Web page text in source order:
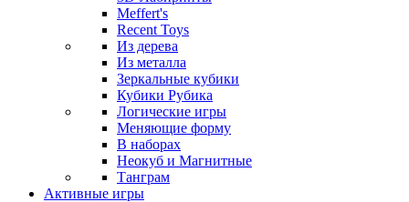
Meffert's
Recent Toys
Из дерева
Из металла
Зеркальные кубики
Кубики Рубика
Логические игры
Меняющие форму
В наборах
Неокуб и Магнитные
Танграм
Активные игры